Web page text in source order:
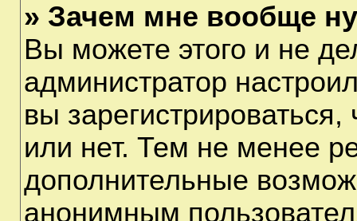
» Зачем мне вообще
Вы можете этого и не
администратор
вы
или нет. Тем не менее
дополнительные
анонимным